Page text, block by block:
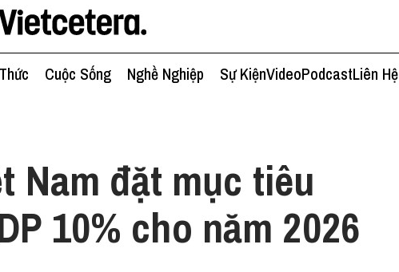
Cuộc Sống Nghề Nghiệp Sự KiệnVideoPodcastLiên Hệ
Nam đặt mục tiêu
10% cho năm 2026